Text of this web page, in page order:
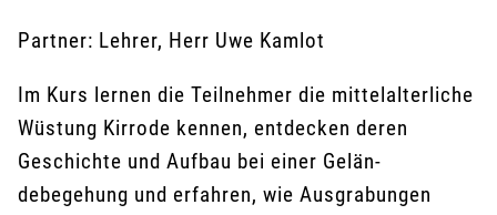
Partner: Lehrer, Herr Uwe Kamlot
Im Kurs lernen die Teilnehmer die mittelalter­liche
Wüstung Kirrode kennen, entdecken de­ren
Geschichte und Aufbau bei einer Gelän­
debegehung und erfahren, wie Ausgrabungen